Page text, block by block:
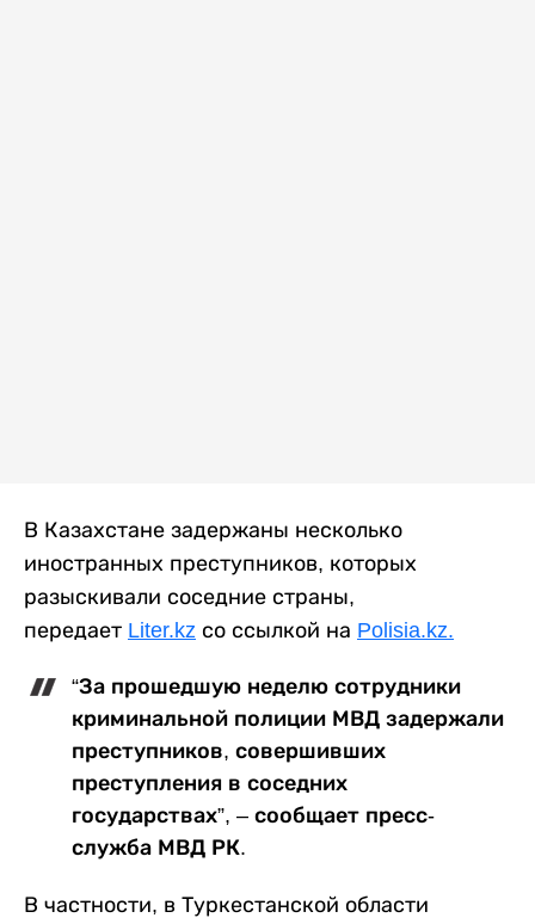
В Казахстане задержаны несколько
иностранных преступников, которых
разыскивали соседние страны,
передает Liter.kz со ссылкой на Polisia.kz.
“За прошедшую неделю сотрудники
криминальной полиции МВД задержали
преступников, совершивших
преступления в соседних
государствах”, – сообщает пресс-
служба МВД РК.
В частности, в Туркестанской области